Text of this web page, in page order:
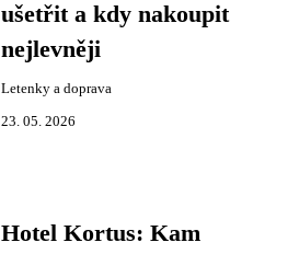
ušetřit a kdy nakoupit
nejlevněji
Letenky a doprava
23. 05. 2026
Hotel Kortus: Kam